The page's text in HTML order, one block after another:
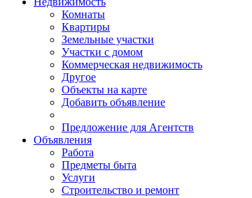
Комнаты
Квартиры
Земельные участки
Участки с домом
Коммерческая недвижимость
Другое
Объекты на карте
Добавить объявление
Предложение для Агентств
Объявления
Работа
Предметы быта
Услуги
Строительство и ремонт